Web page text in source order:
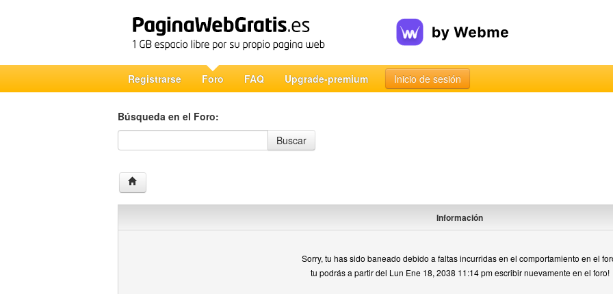
Registrarse Foro FAQ Upgrade-premium Inicio de sesión
Búsqueda en el Foro:
Búsqueda en el Foro
Buscar
Información
Sorry, tu has sido baneado debido a faltas incurridas en el comportamiento en el
tu podrás a partir del Lun Ene 18, 2038 11:14 pm escribir nuevamente en el foro!